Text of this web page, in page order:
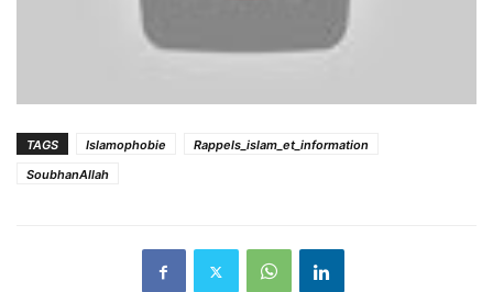
TAGS Islamophobie
Rappels_islam_et_information
SoubhanAllah